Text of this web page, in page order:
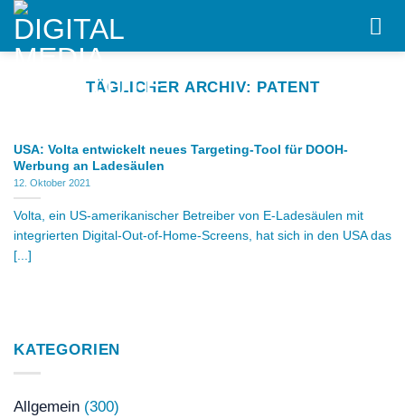
Skip
content
TÄGLICHER ARCHIV: PATENT
USA: Volta entwickelt neues Targeting-Tool für DOOH-
Werbung an Ladesäulen
12. Oktober 2021
Volta, ein US-amerikanischer Betreiber von E-Ladesäulen mit
integrierten Digital-Out-of-Home-Screens, hat sich in den USA das
[...]
KATEGORIEN
Allgemein (300)